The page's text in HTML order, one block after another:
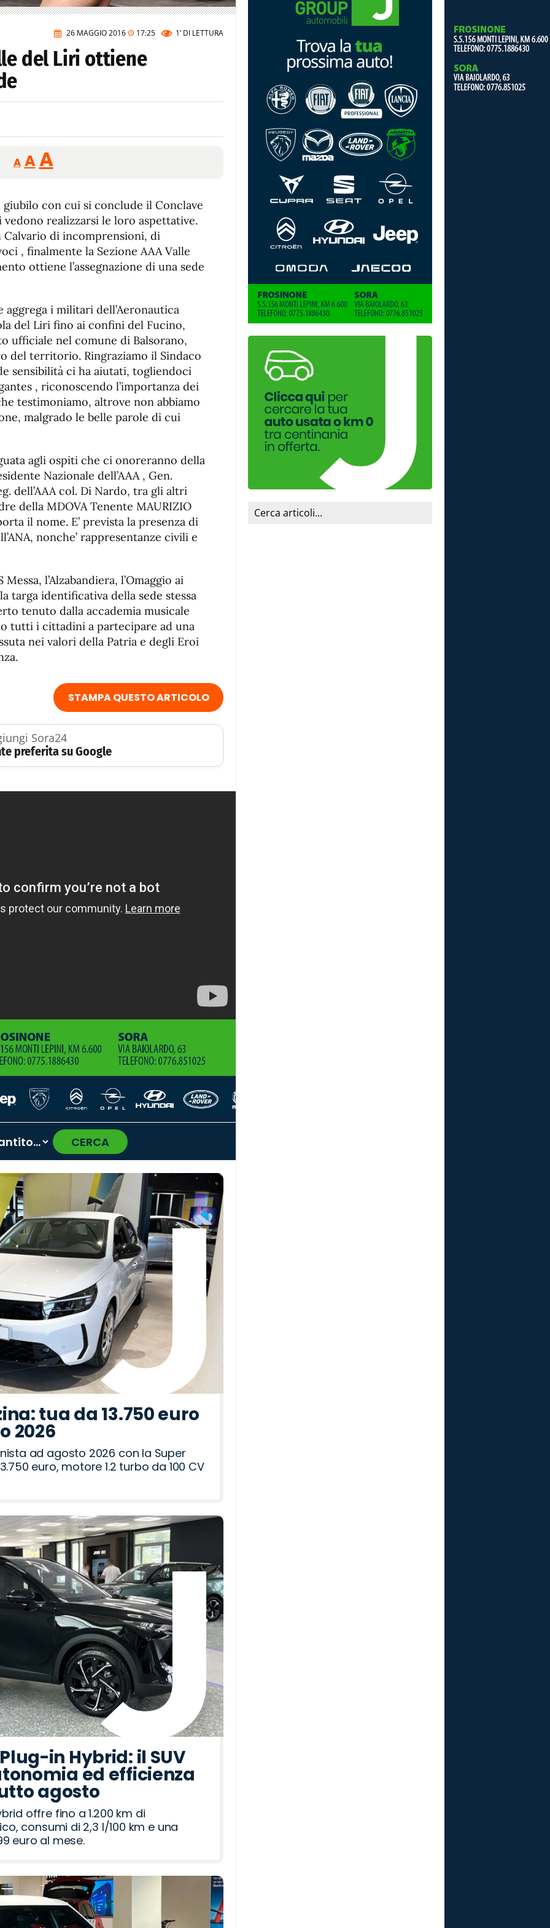
26 MAGGIO 2016 17:25 1’ DI LETTURA
del Liri ottiene
A
Reducir
tamaño
A Restablecer
tamaño
fuente
AAumentar
de
fuente.
con cui si conclude il Conclave
vedono realizzarsi le loro aspettative.
Calvario di incomprensioni, di
, finalmente la Sezione AAA Valle
ottiene l’assegnazione di una sede
i militari dell’Aeronautica
del Liri fino ai confini del Fucino,
ufficiale nel comune di Balsorano,
del territorio. Ringraziamo il Sindaco
sensibilità ci ha aiutati, togliendoci
, riconoscendo l’importanza dei
testimoniamo, altrove non abbiamo
malgrado le belle parole di cui
agli ospiti che ci onoreranno della
Nazionale dell’AAA , Gen.
dell’AAA col. Di Nardo, tra gli altri
della MDOVA Tenente MAURIZIO
il nome. E’ prevista la presenza di
nonche’ rappresentanze civili e
l’Alzabandiera, l’Omaggio ai
targa identificativa della sede stessa
tenuto dalla accademia musicale
tutti i cittadini a partecipare ad una
nei valori della Patria e degli Eroi
STAMPA QUESTO ARTICOLO
Sora24
preferita su Google
CERCA
›
tua da 13.750 euro
2026
ad agosto 2026 con la Super
euro, motore 1.2 turbo da 100 CV
in Hybrid: il SUV
ed efficienza
agosto
offre fino a 1.200 km di
consumi di 2,3 l/100 km e una
euro al mese.